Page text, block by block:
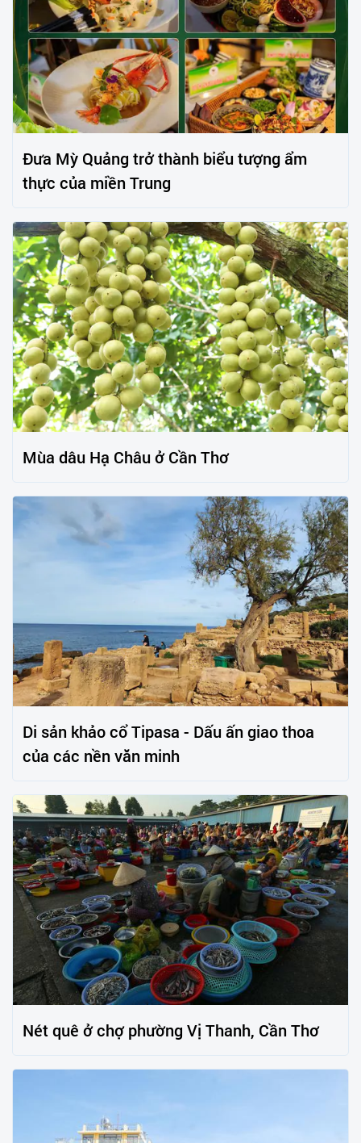
Đưa Mỳ Quảng trở thành biểu tượng ẩm
thực của miền Trung
Mùa dâu Hạ Châu ở Cần Thơ
Di sản khảo cổ Tipasa - Dấu ấn giao thoa
của các nền văn minh
Nét quê ở chợ phường Vị Thanh, Cần Thơ